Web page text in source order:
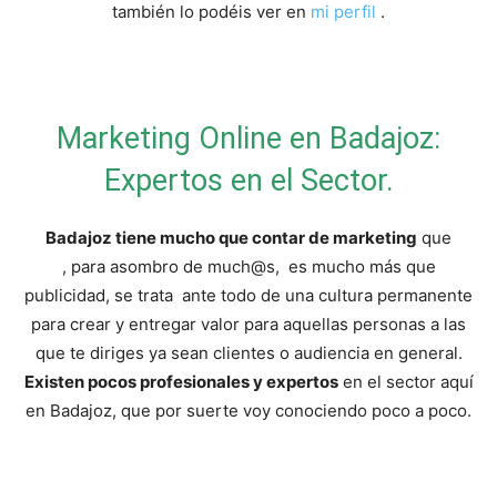
también lo podéis ver en mi perfil .
Marketing Online en Badajoz:
Expertos en el Sector.
Badajoz tiene mucho que contar de marketing que
, para asombro de much@s, es mucho más que
publicidad, se trata ante todo de una cultura permanente
para crear y entregar valor para aquellas personas a las
que te diriges ya sean clientes o audiencia en general.
Existen pocos profesionales y expertosen el sector aquí
en Badajoz, que por suerte voy conociendo poco a poco.